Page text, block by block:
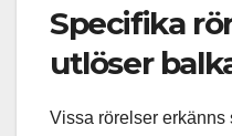
Specifika
utlöser
Vissa rörelser erkänns